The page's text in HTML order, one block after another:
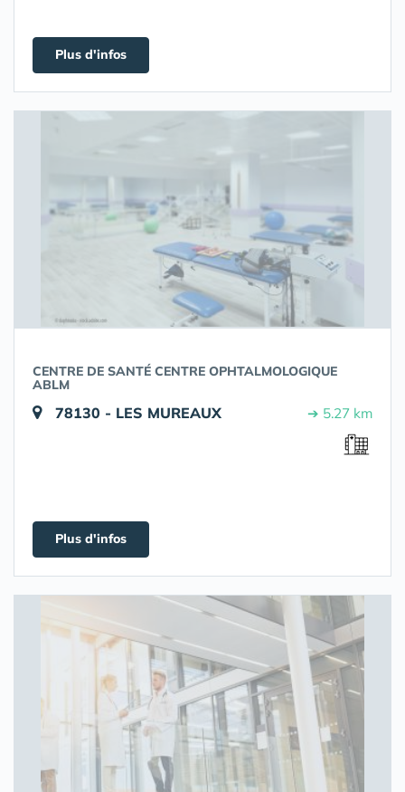
Plus d'infos
CENTRE DE SANTÉ CENTRE OPHTALMOLOGIQUE
ABLM
78130 - LES MUREAUX ➔ 5.27 km
Plus d'infos